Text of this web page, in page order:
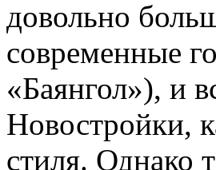
довольно
современные
«Баянгол»), и
Новостройки,
стиля. Однако